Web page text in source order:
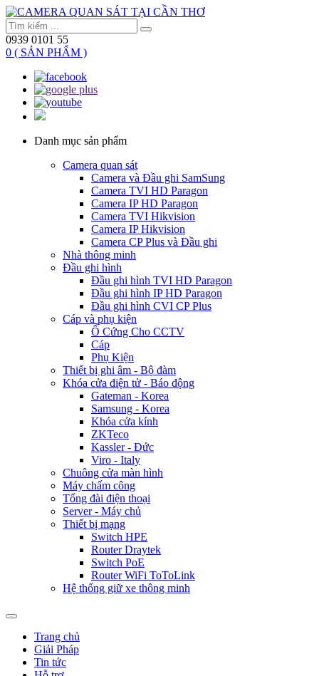
0939 0101 55
0 ( SẢN PHẨM )
Danh mục sản phẩm
Camera quan sát
Camera và Đầu ghi SamSung
Camera TVI HD Paragon
Camera IP HD Paragon
Camera TVI Hikvision
Camera IP Hikvision
Camera CP Plus và Đầu ghi
Nhà thông minh
Đầu ghi hình
Đầu ghi hình TVI HD Paragon
Đầu ghi hình IP HD Paragon
Đầu ghi hình CVI CP Plus
Cáp và phụ kiện
Ổ Cứng Cho CCTV
Cáp
Phụ Kiện
Thiết bị ghi âm - Bộ đàm
Khóa cửa điện tử - Báo động
Gateman - Korea
Samsung - Korea
Khóa cửa kính
ZKTeco
Kassler - Đức
Viro - Italy
Chuông cửa màn hình
Máy chấm công
Tổng đài điện thoại
Server - Máy chủ
Thiết bị mạng
Switch HPE
Router Draytek
Switch PoE
Router WiFi ToToLink
Hệ thống giữ xe thông minh
Trang chủ
Giải Pháp
Tin tức